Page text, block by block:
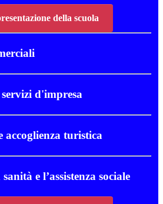
della scuola
d'impresa
accoglienza turistica
e l’assistenza sociale